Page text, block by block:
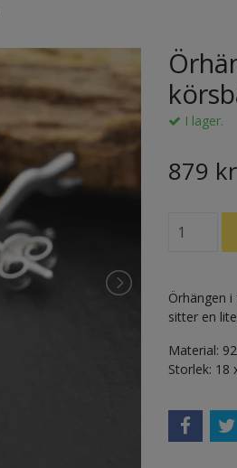
I lager.
879 kr
Örhängen
sitter en
Material:
Storlek: 18